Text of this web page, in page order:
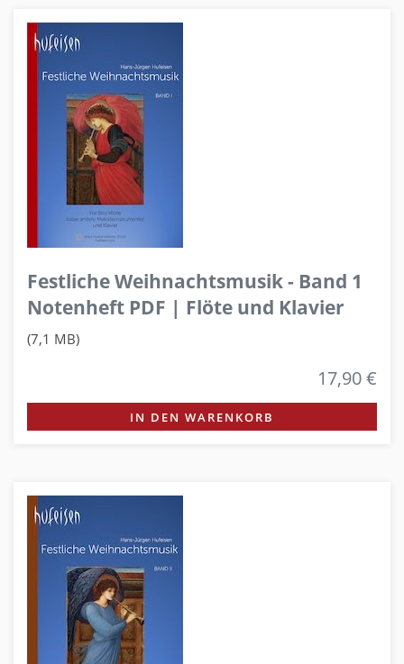
Festliche Weihnachtsmusik - Band 1
Notenheft PDF | Flöte und Klavier
(7,1 MB)
17,90 €
IN DEN WARENKORB